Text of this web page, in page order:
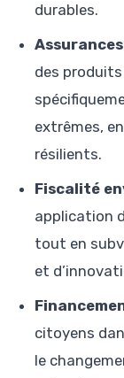
durables.
des
extrêmes,
résilients.
Fiscalité
application
tout en
et
citoyens
le